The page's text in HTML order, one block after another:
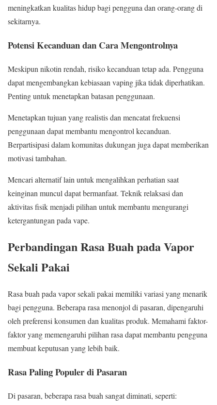
meningkatkan kualitas hidup bagi pengguna dan orang-orang di
sekitarnya.
Potensi Kecanduan dan Cara Mengontrolnya
Meskipun nikotin rendah, risiko kecanduan tetap ada. Pengguna
dapat mengembangkan kebiasaan vaping jika tidak diperhatikan.
Penting untuk menetapkan batasan penggunaan.
Menetapkan tujuan yang realistis dan mencatat frekuensi
penggunaan dapat membantu mengontrol kecanduan.
Berpartisipasi dalam komunitas dukungan juga dapat memberikan
motivasi tambahan.
Mencari alternatif lain untuk mengalihkan perhatian saat
keinginan muncul dapat bermanfaat. Teknik relaksasi dan
aktivitas fisik menjadi pilihan untuk membantu mengurangi
ketergantungan pada vape.
Perbandingan Rasa Buah pada Vapor
Sekali Pakai
Rasa buah pada vapor sekali pakai memiliki variasi yang menarik
bagi pengguna. Beberapa rasa menonjol di pasaran, dipengaruhi
oleh preferensi konsumen dan kualitas produk. Memahami faktor-
faktor yang memengaruhi pilihan rasa dapat membantu pengguna
membuat keputusan yang lebih baik.
Rasa Paling Populer di Pasaran
Di pasaran, beberapa rasa buah sangat diminati, seperti: